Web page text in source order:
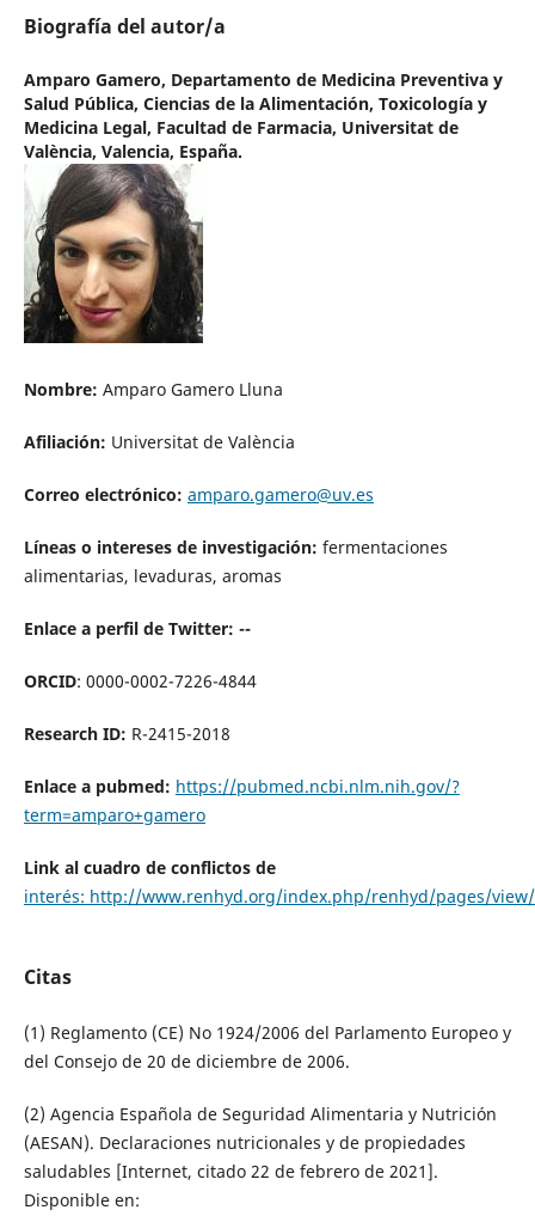
Biografía del autor/a
Amparo Gamero, Departamento de Medicina Preventiva y
Salud Pública, Ciencias de la Alimentación, Toxicología y
Medicina Legal, Facultad de Farmacia, Universitat de
València, Valencia, España.
Nombre: Amparo Gamero Lluna
Afiliación: Universitat de València
Correo electrónico: amparo.gamero@uv.es
Líneas o intereses de investigación: fermentaciones
alimentarias, levaduras, aromas
Enlace a perfil de Twitter: --
ORCID: 0000-0002-7226-4844
Research ID: R-2415-2018
Enlace a pubmed: https://pubmed.ncbi.nlm.nih.gov/?
term=amparo+gamero
Link al cuadro de conflictos de
interés: http://www.renhyd.org/index.php/renhyd/pages/
Citas
(1) Reglamento (CE) No 1924/2006 del Parlamento Europeo y
del Consejo de 20 de diciembre de 2006.
(2) Agencia Española de Seguridad Alimentaria y Nutrición
(AESAN). Declaraciones nutricionales y de propiedades
saludables [Internet, citado 22 de febrero de 2021].
Disponible en: